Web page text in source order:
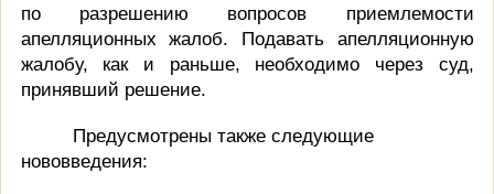
по разрешению вопросов приемлемости
апелляционных жалоб. Подавать апелляционную
жалобу, как и раньше, необходимо через суд,
принявший решение.
Предусмотрены также следующие
нововведения: